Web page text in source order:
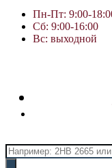
Пн-Пт: 9:00-
Сб: 9:00-16:00
Вс: выходной
Поиск
товаров